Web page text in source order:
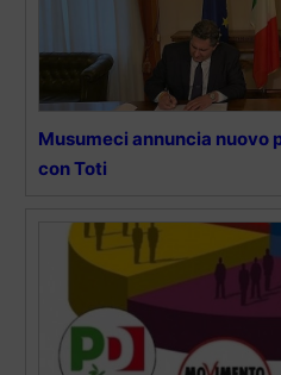
Musumeci annuncia
con Toti